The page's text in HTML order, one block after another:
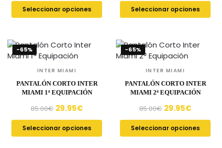
Seleccionar opciones Seleccionar opciones
-65%
INTER MIAMI
PANTALÓN CORTO INTER
MIAMI 1ª EQUIPACIÓN
85.00€ 29.95€
Seleccionar opciones
-65%
INTER MIAMI
PANTALÓN CORTO INTER
MIAMI 2ª EQUIPACIÓN
85.00€ 29.95€
Seleccionar opciones